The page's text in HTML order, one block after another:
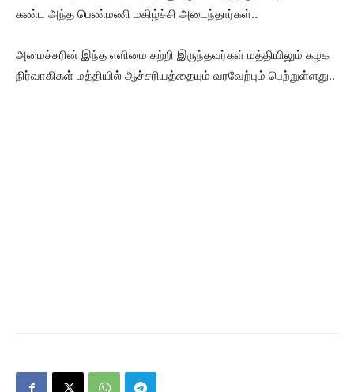
கண்ட அந்த பெண்மணி மகிழ்ச்சி அடைந்தார்கள்..
அமைச்சரின் இந்த எளிமை சுற்றி இருந்தவர்கள் மத்தியிலும் கழக
நிர்வாகிகள் மத்தியில் ஆச்சரியத்தையும் வரவேற்பும் பெற்றுள்ளது..